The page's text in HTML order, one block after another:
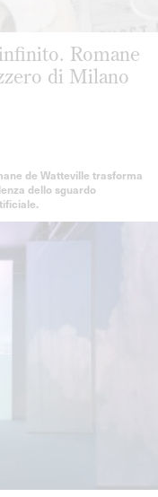
Romane
di Milano
de Watteville trasforma
dello sguardo